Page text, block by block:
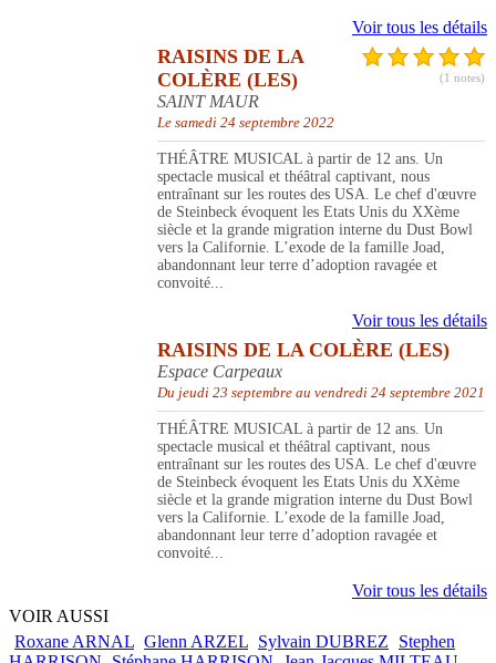
Voir tous les détails
(1 notes)
RAISINS DE LA
COLÈRE (LES)
SAINT MAUR
Le samedi 24 septembre 2022
THÉÂTRE MUSICAL à partir de 12 ans. Un
spectacle musical et théâtral captivant, nous
entraînant sur les routes des USA. Le chef d'œuvre
de Steinbeck évoquent les Etats Unis du XXème
siècle et la grande migration interne du Dust Bowl
vers la Californie. L’exode de la famille Joad,
abandonnant leur terre d’adoption ravagée et
convoité...
Voir tous les détails
RAISINS DE LA COLÈRE (LES)
Espace Carpeaux
Du jeudi 23 septembre au vendredi 24 septembre 2021
THÉÂTRE MUSICAL à partir de 12 ans. Un
spectacle musical et théâtral captivant, nous
entraînant sur les routes des USA. Le chef d'œuvre
de Steinbeck évoquent les Etats Unis du XXème
siècle et la grande migration interne du Dust Bowl
vers la Californie. L’exode de la famille Joad,
abandonnant leur terre d’adoption ravagée et
convoité...
Voir tous les détails
VOIR AUSSI
Roxane ARNAL Glenn ARZEL Sylvain DUBREZ
Stephen